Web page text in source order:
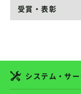
受賞・表彰
システム・サ